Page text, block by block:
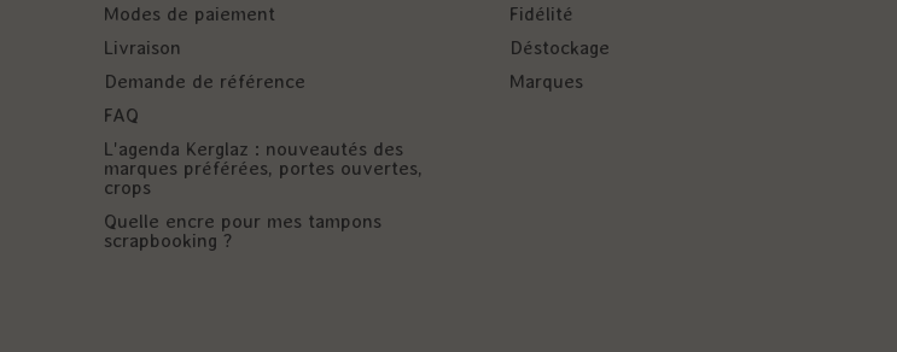
Modes de paiement
Livraison
Demande de référence
FAQ
L'agenda Kerglaz : nouveautés des
marques préférées, portes ouvertes,
crops
Quelle encre pour mes tampons
scrapbooking ?
Fidélité
Déstockage
Marques